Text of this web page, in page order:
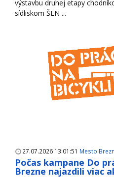
výstavbu druhej etapy
sídliskom ŠLN ...
27.07.2026 13:01:51 Mesto
Počas kampane Do
Brezne najazdili viac